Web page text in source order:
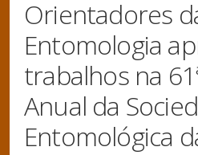
Orientadores
Entomologia
trabalhos na
Anual da
Entomológica